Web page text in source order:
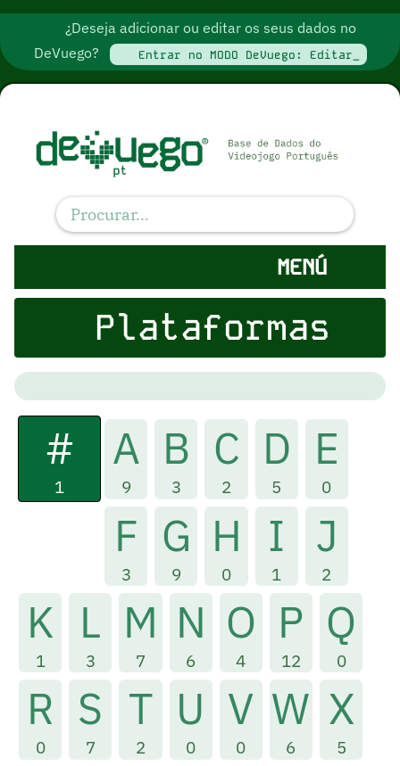
¿Deseja adicionar ou editar os seus dados no
DeVuego?
Entrar no MODO DeVuego: Editar_
MENÚ
Plataformas
#
1
A
9
B
3
C
2
D
5
E
0
F
3
G
9
H
0
I
1
J
2
K
1
L
3
M
7
N
6
O
4
P
12
Q
0
R
0
S
7
T
2
U
0
V
0
W
6
X
5